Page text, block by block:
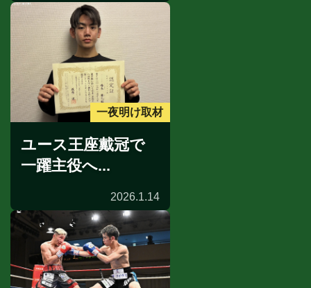
一夜明け取材
ユース王座戴冠で
一躍主役へ...
2026.1.14